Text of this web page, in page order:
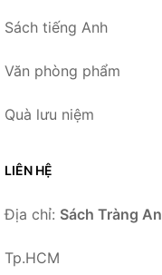
Sách tiếng Anh
Văn phòng phẩm
Quà lưu niệm
LIÊN HỆ
Địa chỉ: Sách Tràng An
Tp.HCM